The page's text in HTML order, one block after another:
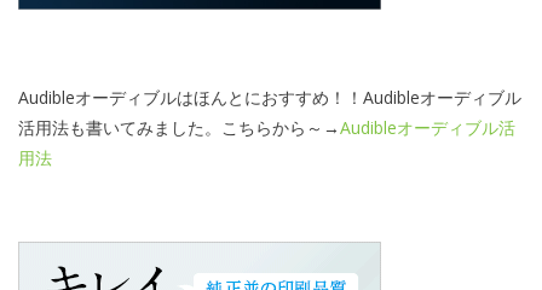
Audibleオーディブルはほんとにおすすめ！！Audibleオーディブル
活用法も書いてみました。こちらから～→Audibleオーディブル活
用法